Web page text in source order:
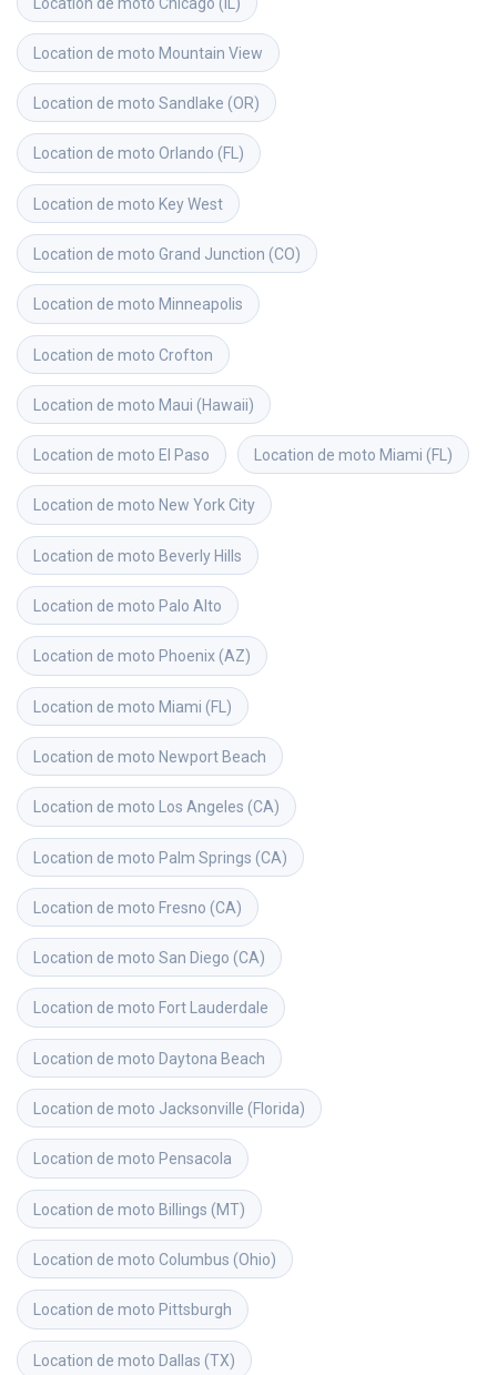
Location de moto Mountain View
Location de moto Sandlake (OR)
Location de moto Orlando (FL)
Location de moto Key West
Location de moto Grand Junction (CO)
Location de moto Minneapolis
Location de moto Crofton
Location de moto Maui (Hawaii)
Location de moto El Paso Location de moto Miami (FL)
Location de moto New York City
Location de moto Beverly Hills
Location de moto Palo Alto
Location de moto Phoenix (AZ)
Location de moto Miami (FL)
Location de moto Newport Beach
Location de moto Los Angeles (CA)
Location de moto Palm Springs (CA)
Location de moto Fresno (CA)
Location de moto San Diego (CA)
Location de moto Fort Lauderdale
Location de moto Daytona Beach
Location de moto Jacksonville (Florida)
Location de moto Pensacola
Location de moto Billings (MT)
Location de moto Columbus (Ohio)
Location de moto Pittsburgh
Location de moto Dallas (TX)